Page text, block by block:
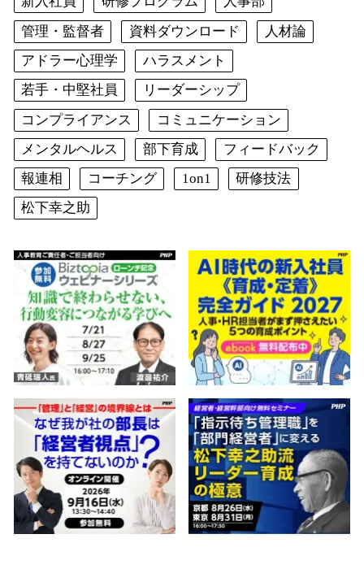
管理・監督者
資料ダウンロード
人材論
アドラー心理学
ハラスメント
若手・中堅社員
リーダーシップ
コンプライアンス
コミュニケーション
メンタルヘルス
部下育成
フィードバック
報連相
コーチング 1on1
研修技法
松下幸之助